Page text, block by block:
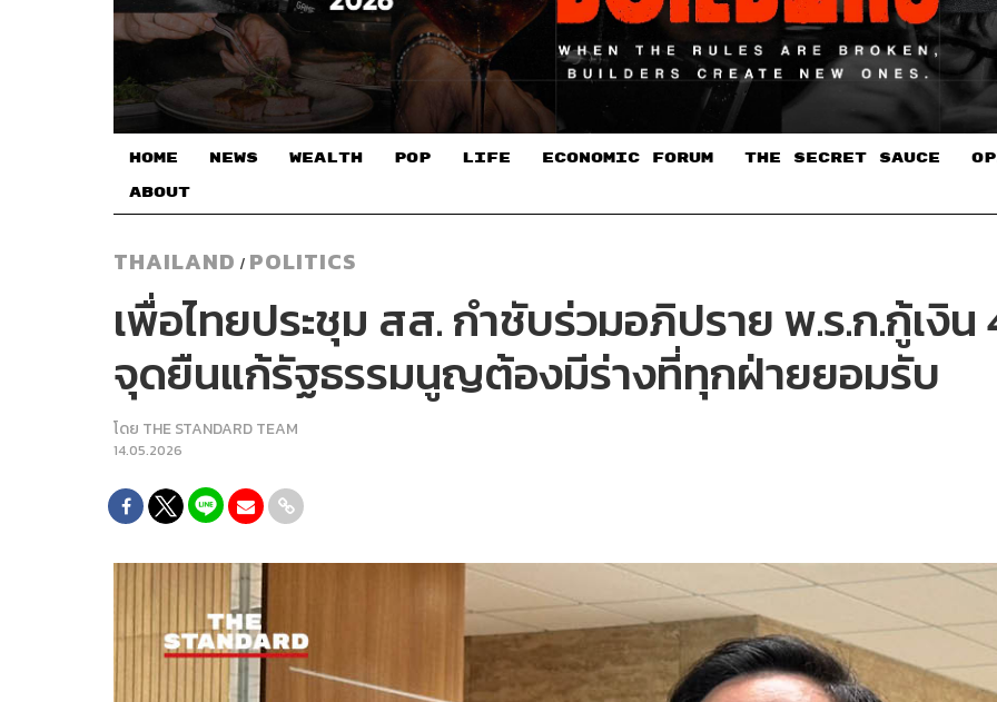
HOME NEWS WEALTH POP LIFE ECONOMIC FORUM THE SECRET SAUCE​
ABOUT
THAILAND / POLITICS
เพื่อไทยประชุม สส. กำชับร่วมอภิปราย พ.ร.ก.กู้เงิ
จุดยืนแก้รัฐธรรมนูญต้องมีร่างที่ทุกฝ่ายยอมรับ
โดย THE STANDARD TEAM
14.05.2026